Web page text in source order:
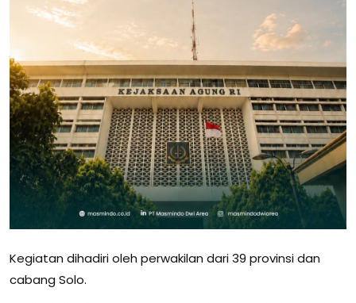
Kegiatan dihadiri oleh perwakilan dari 39 provinsi dan
cabang Solo.